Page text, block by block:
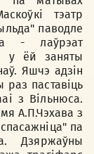
тэатр
паводле
- лаўрэат
у ёй заняты
Яшчэ адзін
паставіць
з Вільнюса.
А.П.Чэхава з
па
Дзяржаўны